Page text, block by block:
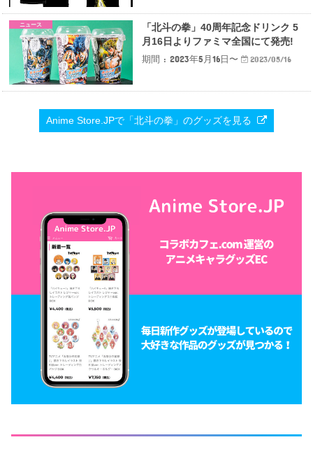
ニュース
「北斗の拳」40周年記念ドリンク 5
月16日よりファミマ全国にて発売!
期間 : 2023年5月16日〜
2023/05/16
Anime Store.JPで「北斗の拳」のグッズを見る